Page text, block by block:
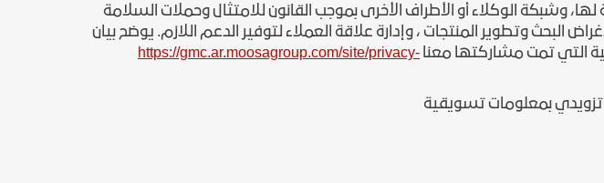
وشبكة الوكلاء أو الأطراف الأخرى بموجب القانون للامتثال وحملات السلامة
وتطوير المنتجات ، وإدارة علاقة العملاء لتوفير الدعم اللازم. يوضح بيان
التي تمت مشاركتها معناhttps://gmc.ar.moosagroup.com/site/privacy-
بمعلومات تسويقية